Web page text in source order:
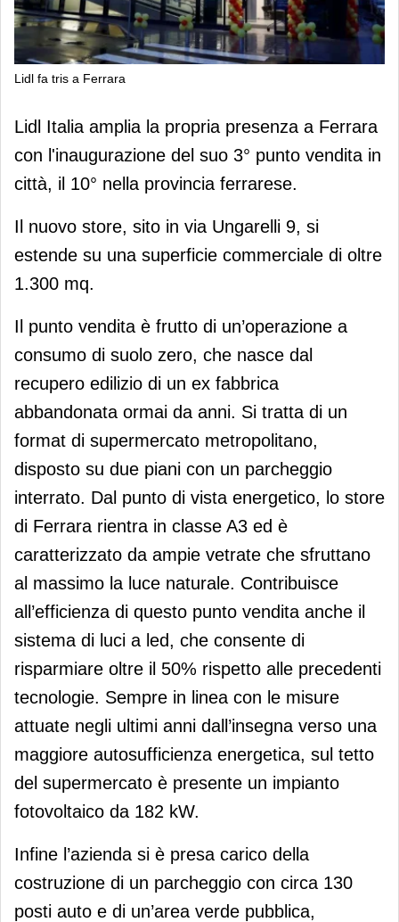
Lidl fa tris a Ferrara
Lidl fa tris a Ferrara
Lidl Italia amplia la propria presenza a Ferrara
con l'inaugurazione del suo 3° punto vendita in
città, il 10° nella provincia ferrarese.
Il nuovo store, sito in via Ungarelli 9, si
estende su una superficie commerciale di oltre
1.300 mq.
Il punto vendita è frutto di un’operazione a
consumo di suolo zero, che nasce dal
recupero edilizio di un ex fabbrica
abbandonata ormai da anni. Si tratta di un
format di supermercato metropolitano,
disposto su due piani con un parcheggio
interrato. Dal punto di vista energetico, lo store
di Ferrara rientra in classe A3 ed è
caratterizzato da ampie vetrate che sfruttano
al massimo la luce naturale. Contribuisce
all’efficienza di questo punto vendita anche il
sistema di luci a led, che consente di
risparmiare oltre il 50% rispetto alle precedenti
tecnologie. Sempre in linea con le misure
attuate negli ultimi anni dall’insegna verso una
maggiore autosufficienza energetica, sul tetto
del supermercato è presente un impianto
fotovoltaico da 182 kW.
Infine l’azienda si è presa carico della
costruzione di un parcheggio con circa 130
posti auto e di un’area verde pubblica,